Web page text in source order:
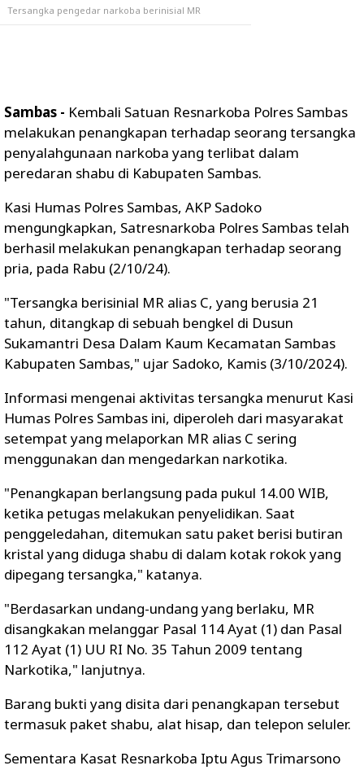
Tersangka pengedar narkoba berinisial MR
Sambas - Kembali Satuan Resnarkoba Polres Sambas
melakukan penangkapan terhadap seorang tersangka
penyalahgunaan narkoba yang terlibat dalam
peredaran shabu di Kabupaten Sambas.
Kasi Humas Polres Sambas, AKP Sadoko
mengungkapkan, Satresnarkoba Polres Sambas telah
berhasil melakukan penangkapan terhadap seorang
pria, pada Rabu (2/10/24).
"Tersangka berisinial MR alias C, yang berusia 21
tahun, ditangkap di sebuah bengkel di Dusun
Sukamantri Desa Dalam Kaum Kecamatan Sambas
Kabupaten Sambas," ujar Sadoko, Kamis (3/10/2024).
Informasi mengenai aktivitas tersangka menurut Kasi
Humas Polres Sambas ini, diperoleh dari masyarakat
setempat yang melaporkan MR alias C sering
menggunakan dan mengedarkan narkotika.
"Penangkapan berlangsung pada pukul 14.00 WIB,
ketika petugas melakukan penyelidikan. Saat
penggeledahan, ditemukan satu paket berisi butiran
kristal yang diduga shabu di dalam kotak rokok yang
dipegang tersangka," katanya.
"Berdasarkan undang-undang yang berlaku, MR
disangkakan melanggar Pasal 114 Ayat (1) dan Pasal
112 Ayat (1) UU RI No. 35 Tahun 2009 tentang
Narkotika," lanjutnya.
Barang bukti yang disita dari penangkapan tersebut
termasuk paket shabu, alat hisap, dan telepon seluler.
Sementara Kasat Resnarkoba Iptu Agus Trimarsono